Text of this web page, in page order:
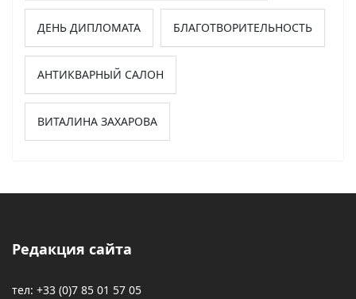
ДЕНЬ ДИПЛОМАТА БЛАГОТВОРИТЕЛЬНОСТЬ
АНТИКВАРНЫЙ САЛОН
ВИТАЛИНА ЗАХАРОВА
Редакция сайта
тел: +33 (0)7 85 01 57 05